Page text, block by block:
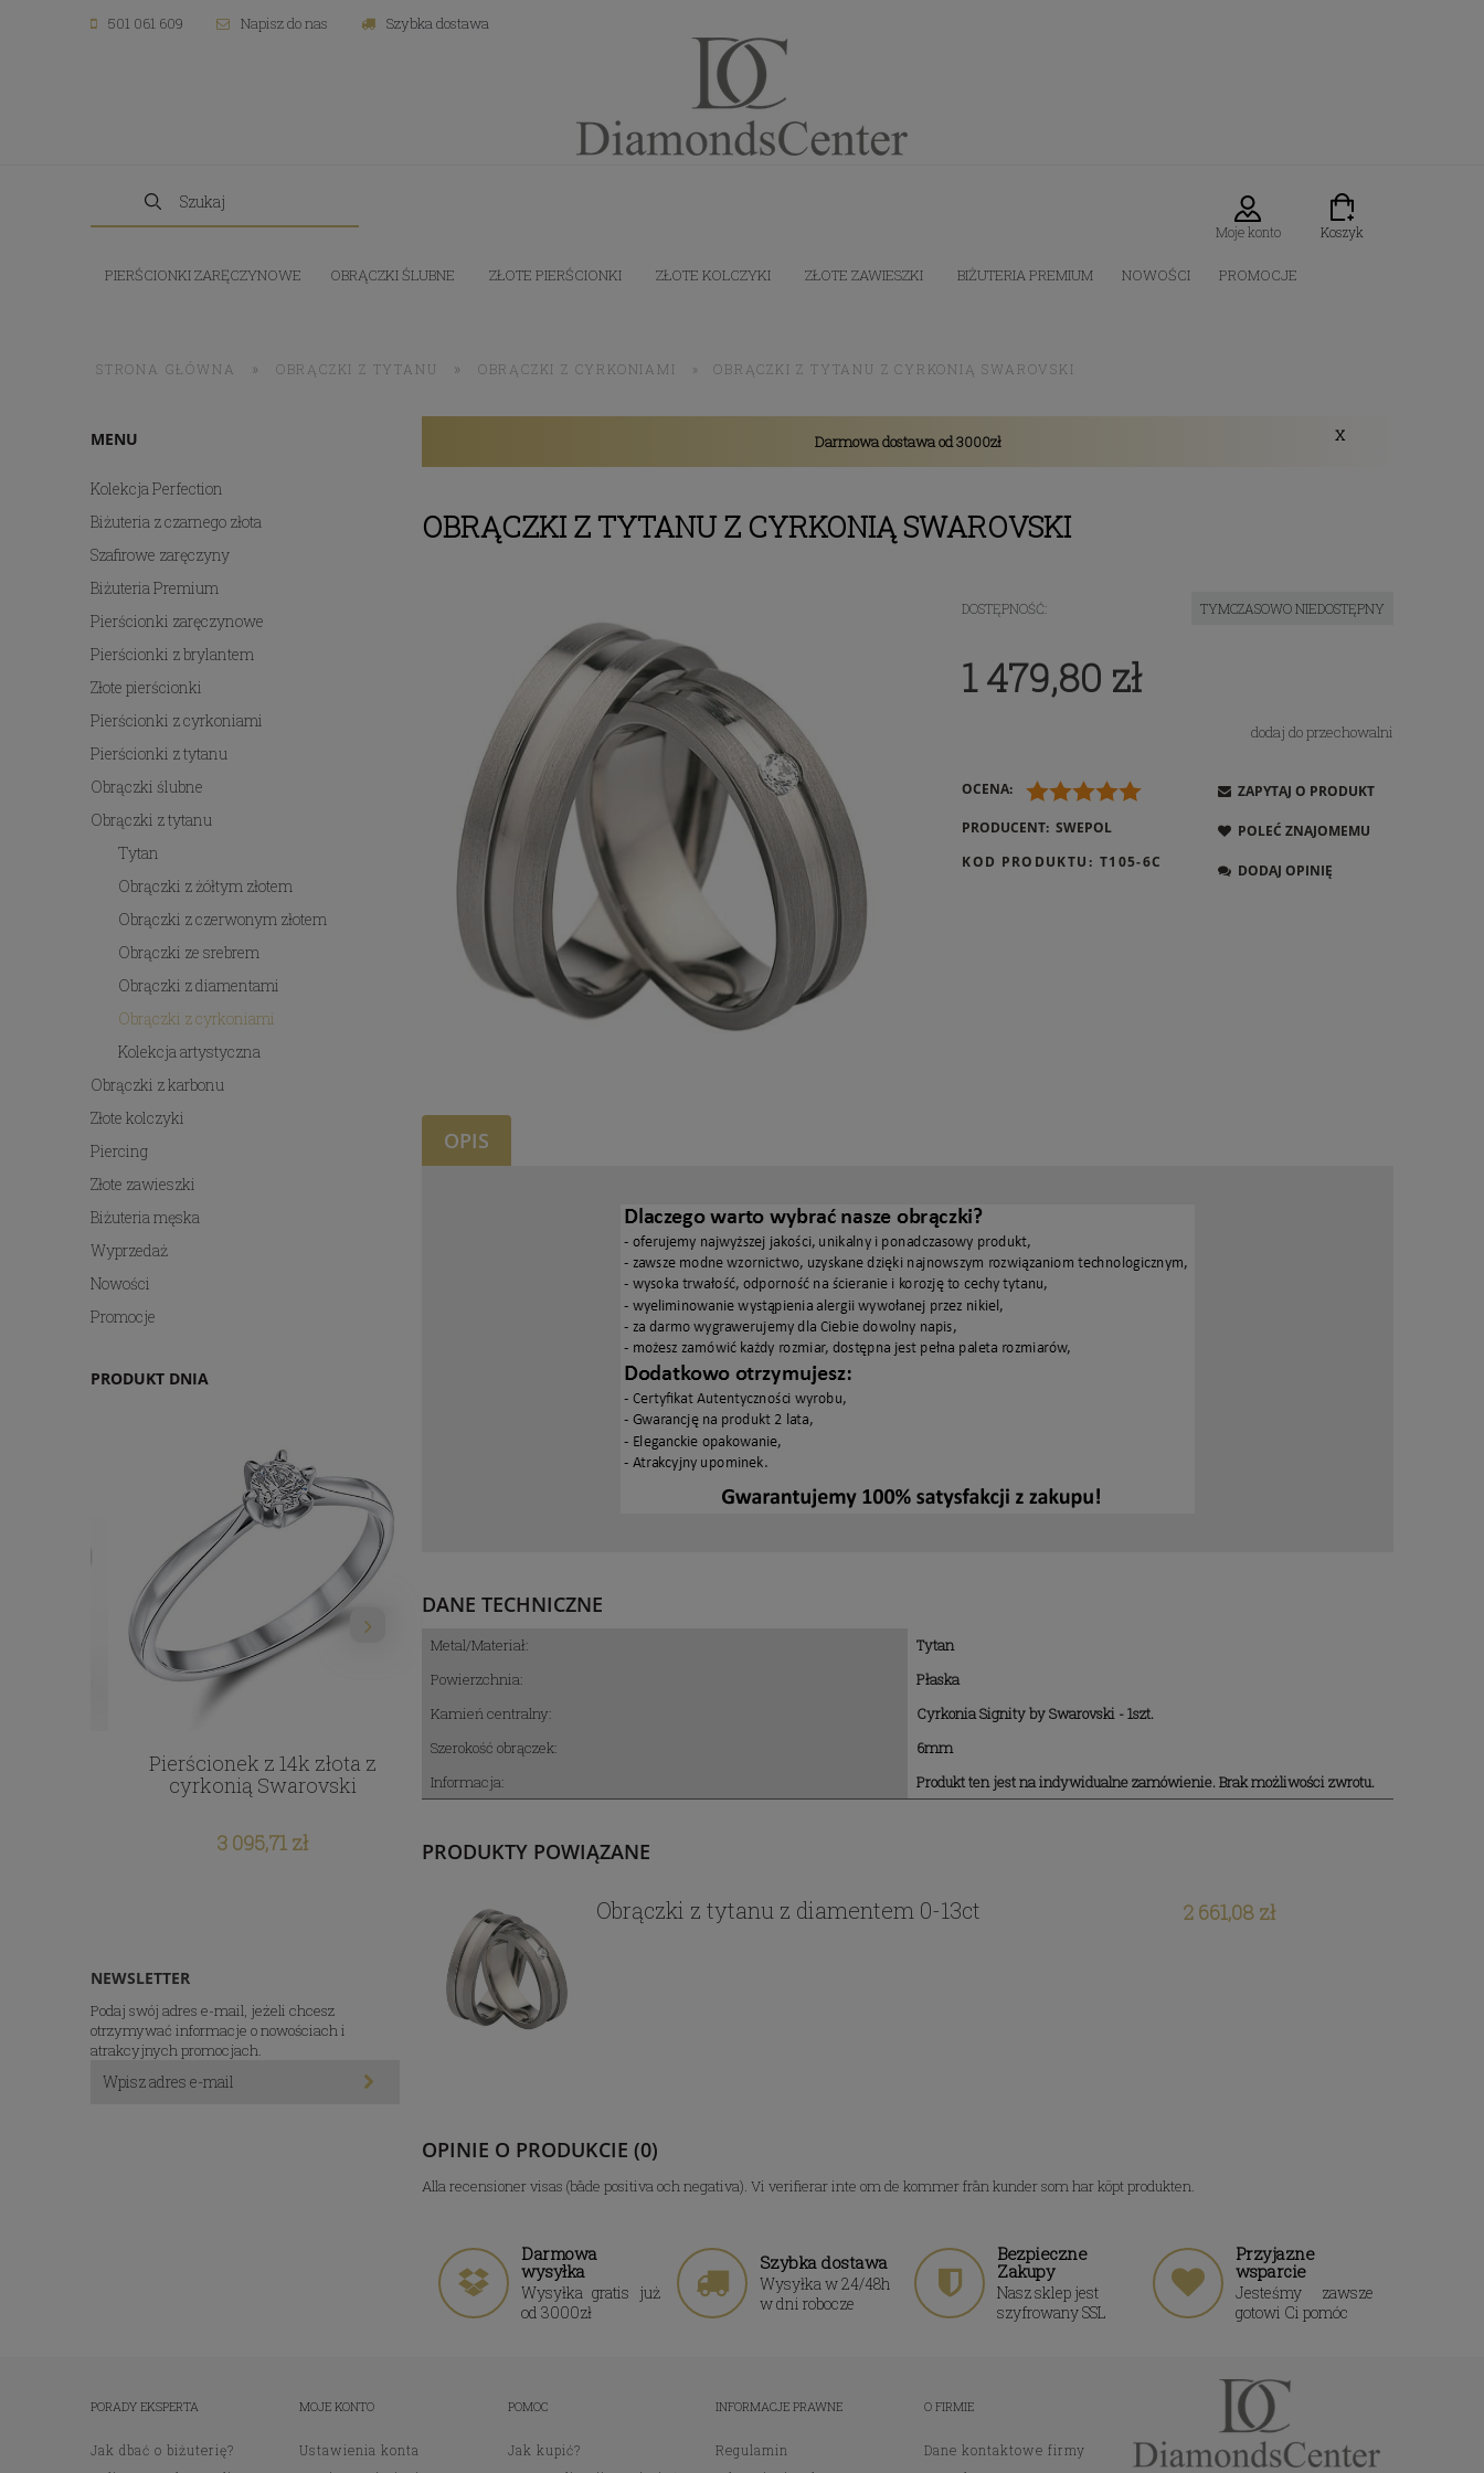
501 061 609 Napisz do nas Szybka dostawa
Koszyk
Moje konto
PIERŚCIONKI ZARĘCZYNOWE OBRĄCZKI ŚLUBNE ZŁOTE PIERŚCIONKI ZŁOTE KOLCZYKI ZŁOTE ZAWIESZKI BIŻUTERIA PREMIUM NOWOŚCI PROMOCJE
STRONA GŁÓWNA » OBRĄCZKI Z TYTANU » OBRĄCZKI Z CYRKONIAMI » OBRĄCZKI Z TYTANU Z CYRKONIĄ SWAROVSKI
MENU
Kolekcja Perfection
Biżuteria z czarnego złota
Szafirowe zaręczyny
Biżuteria Premium
Pierścionki zaręczynowe
Pierścionki z brylantem
Złote pierścionki
Pierścionki z cyrkoniami
Pierścionki z tytanu
Obrączki ślubne
Obrączki z tytanu
Tytan
Obrączki z żółtym złotem
Obrączki z czerwonym złotem
Obrączki ze srebrem
Obrączki z diamentami
Obrączki z cyrkoniami
Kolekcja artystyczna
Obrączki z karbonu
Złote kolczyki
Piercing
Złote zawieszki
Biżuteria męska
Wyprzedaż
Nowości
Promocje
PRODUKT DNIA
Pierścionek z 14k złota z
cyrkonią Swarovski
3 095,71 zł
Pierścionek z 14k złota w
kształcie róży z cyrkoniami
Swarovski
3 250,00 zł
zielonym topazem Swarovski i
cyrkoniami
Obrączki z tytanu z cyrkoniami
Swarovski
NEWSLETTER
Podaj swój adres e-mail, jeżeli chcesz
otrzymywać informacje o nowościach i
atrakcyjnych promocjach.
X
Darmowa dostawa od 3000zł
OBRĄCZKI Z TYTANU Z CYRKONIĄ SWAROVSKI
DOSTĘPNOŚĆ: TYMCZASOWO NIEDOSTĘPNY
1 479,80 zł
dodaj do przechowalni
OCENA:
PRODUCENT: SWEPOL
KOD PRODUKTU: T105-6C
ZAPYTAJ O PRODUKT
POLEĆ ZNAJOMEMU
DODAJ OPINIĘ
OPIS
DANE TECHNICZNE
Metal/Materiał:
Tytan
Powierzchnia:
Płaska
Kamień centralny:
Cyrkonia Signity by Swarovski - 1szt.
Szerokość obrączek:
6mm
Informacja:
Produkt ten jest na indywidualne zamówienie. Brak możliwości zwrotu.
PRODUKTY POWIĄZANE
Obrączki z tytanu z diamentem 0-13ct 2 661,08 zł
OPINIE O PRODUKCIE (0)
Alla recensioner visas (både positiva och negativa). Vi verifierar inte om de kommer från kunder som har köpt produkten.
Darmowa
wysyłka
Wysyłka gratis już
od 3000zł
Szybka dostawa
Wysyłka w 24/48h
w dni robocze
Bezpieczne
Zakupy
Nasz sklep jest
szyfrowany SSL
Przyjazne
wsparcie
Jesteśmy zawsze
gotowi Ci pomóc
PORADY EKSPERTA
Jak dbać o biżuterię?
MOJE KONTO
Ustawienia konta
POMOC
Jak kupić?
INFORMACJE PRAWNE
Regulamin
O FIRMIE
Dane kontaktowe firmy